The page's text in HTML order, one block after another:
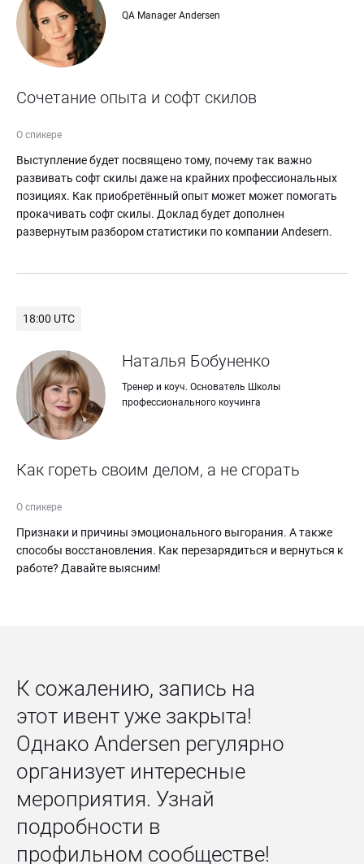
QA Manager Andersen
Сочетание опыта и софт скилов
О спикере
Выступление будет посвящено тому, почему так важно
развивать софт скилы даже на крайних профессиональных
позициях. Как приобретённый опыт может может помогать
прокачивать софт скилы. Доклад будет дополнен
развернутым разбором статистики по компании Andesern.
Наталья Бобуненко
Тренер и коуч. Основатель Школы
профессионального коучинга
18:00 UTC
Как гореть своим делом, а не сгорать
О спикере
Признаки и причины эмоционального выгорания. А также
способы восстановления. Как перезарядиться и вернуться к
работе? Давайте выясним!
К сожалению, запись на
этот ивент уже закрыта!
Однако Andersen регулярно
организует интересные
мероприятия. Узнай
подробности в
профильном сообществе!